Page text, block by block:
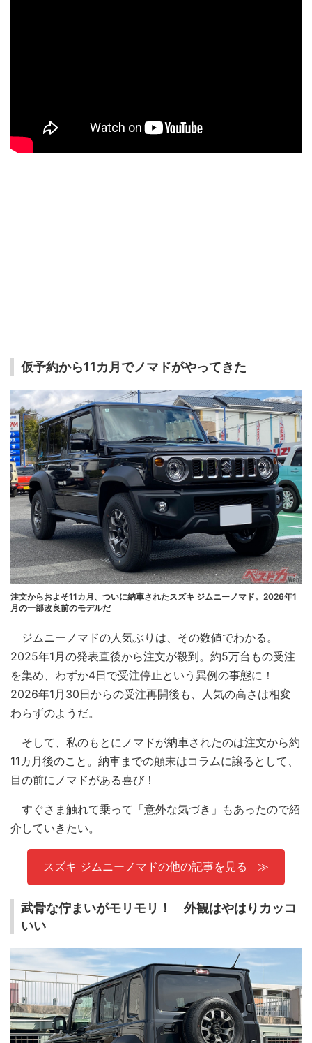
仮予約から11カ月でノマドがやってきた
注文からおよそ11カ月、ついに納車されたスズキ ジムニーノマド。2026年1
月の一部改良前のモデルだ
ジムニーノマドの人気ぶりは、その数値でわかる。
2025年1月の発表直後から注文が殺到。約5万台もの受注
を集め、わずか4日で受注停止という異例の事態に！
2026年1月30日からの受注再開後も、人気の高さは相変
わらずのようだ。
そして、私のもとにノマドが納車されたのは注文から約
11カ月後のこと。納車までの顛末はコラムに譲るとして、
目の前にノマドがある喜び！
すぐさま触れて乗って「意外な気づき」もあったので紹
介していきたい。
スズキ ジムニーノマドの他の記事を見る
武骨な佇まいがモリモリ！ 外観はやはりカッコ
いい